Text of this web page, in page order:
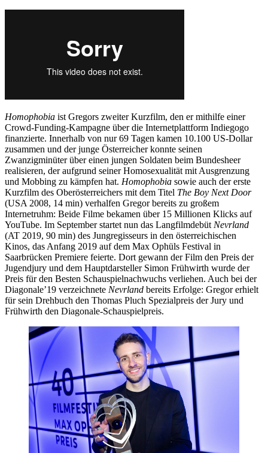
Homophobia ist Gregors zweiter Kurzfilm, den er mithilfe einer
Crowd-Funding-Kampagne über die Internetplattform Indiegogo
finanzierte. Innerhalb von nur 69 Tagen kamen 10.100 US-Dollar
zusammen und der junge Österreicher konnte seinen
Zwanzigminüter über einen jungen Soldaten beim Bundesheer
realisieren, der aufgrund seiner Homosexualität mit Ausgrenzung
und Mobbing zu kämpfen hat. Homophobia sowie auch der erste
Kurzfilm des Oberösterreichers mit dem Titel The Boy Next Door
(USA 2008, 14 min) verhalfen Gregor bereits zu großem
Internetruhm: Beide Filme bekamen über 15 Millionen Klicks auf
YouTube. Im September startet nun das Langfilmdebüt Nevrland
(AT 2019, 90 min) des Jungregisseurs in den österreichischen
Kinos, das Anfang 2019 auf dem Max Ophüls Festival in
Saarbrücken Premiere feierte. Dort gewann der Film den Preis der
Jugendjury und dem Hauptdarsteller Simon Frühwirth wurde der
Preis für den Besten Schauspielnachwuchs verliehen. Auch bei der
Diagonale’19 verzeichnete Nevrland bereits Erfolge: Gregor erhielt
für sein Drehbuch den Thomas Pluch Spezialpreis der Jury und
Frühwirth den Diagonale-Schauspielpreis.